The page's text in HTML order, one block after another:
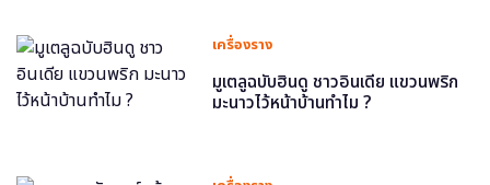
เครื่องราง
มูเตลูฉบับฮินดู ชาวอินเดีย แขวนพริก
มะนาวไว้หน้าบ้านทำไม ?